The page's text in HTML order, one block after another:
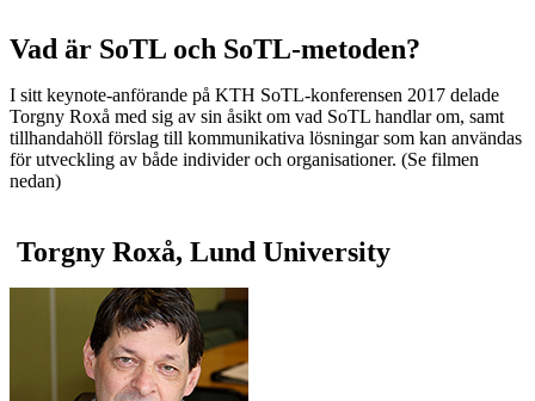
Vad är SoTL och SoTL-metoden?
I sitt keynote-anförande på KTH SoTL-konferensen 2017 delade
Torgny Roxå med sig av sin åsikt om vad SoTL handlar om, samt
tillhandahöll förslag till kommunikativa lösningar som kan användas
för utveckling av både individer och organisationer. (Se filmen
nedan)
​ Torgny Roxå, Lund University ​